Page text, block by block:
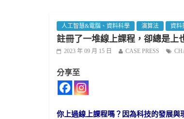
人工智慧&電腦、資料科學 演算法 資料
註冊了一堆線上課程，卻總是上
2023 年 09 月 15 日 CASE PRESS
分享至
你上過線上課程嗎？因為科技的發展